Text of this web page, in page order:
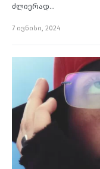
ძლიერად…
7 ივნისი, 2024